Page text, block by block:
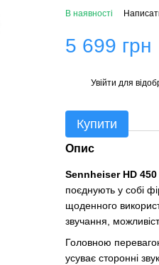
В наявності
5 699 грн
Увійти для
Купити
Опис
Sennheiser HD
поєднують у собі
щоденного
звучання,
Головною
усуває сторонні